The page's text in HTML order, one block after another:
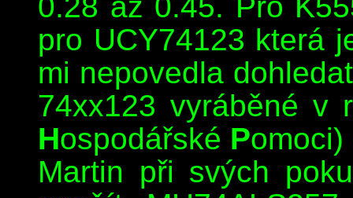
pro UCY74123 která
mi nepovedla
74xx123 vyráběné v
Hospodářské Pomoci)
Martin při svých